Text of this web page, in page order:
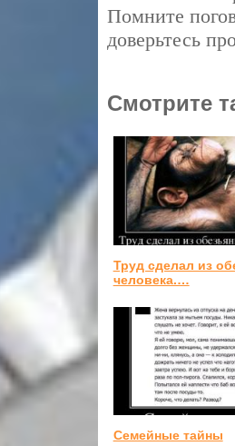
Помните
доверьтесь
Смотрите
Труд сделал из
человека.…
Семейные тайны